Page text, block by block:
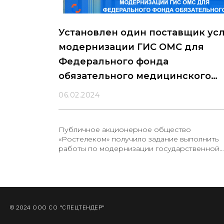
Установлен один поставщик
модернизации ГИС ОМС для
Федерального фонда
обязательного медицинского
страхования
06.02.2024
Публичное акционерное общество
«Ростелеком» получило задание выполнить
работы по модернизации государственной
государственной системой в сфере
© 2024 ООО СО "СПЕЦТЕНДЕР"